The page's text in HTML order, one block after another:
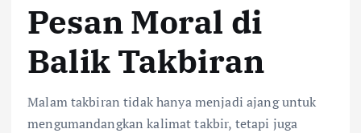
Pesan Moral di
Balik Takbiran
Malam takbiran tidak hanya menjadi ajang untuk
mengumandangkan kalimat takbir, tetapi juga